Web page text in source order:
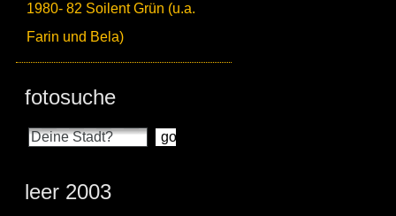
1980- 82 Soilent Grün (u.a.
Farin und Bela)
fotosuche
leer 2003